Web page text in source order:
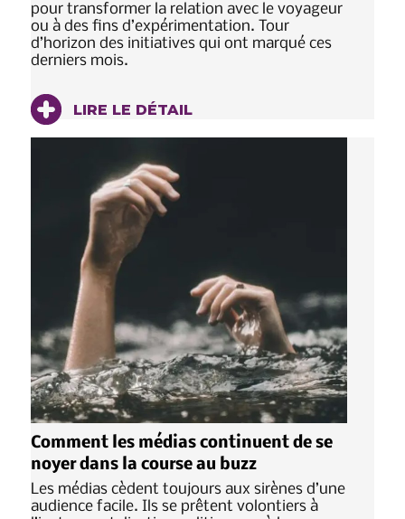
pour transformer la relation avec le voyageur
ou à des fins d’expérimentation. Tour
d’horizon des initiatives qui ont marqué ces
derniers mois.
LIRE LE DÉTAIL
Comment les médias continuent de se
noyer dans la course au buzz
Les médias cèdent toujours aux sirènes d’une
audience facile. Ils se prêtent volontiers à